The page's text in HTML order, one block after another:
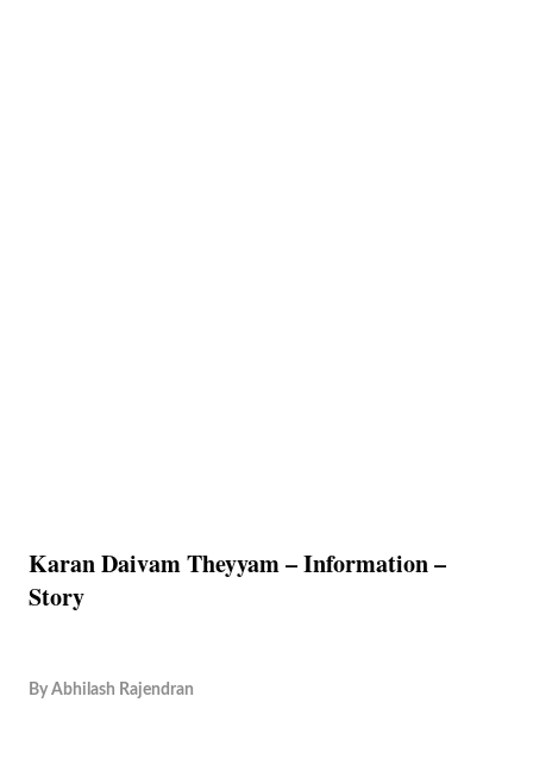
Karan Daivam Theyyam – Information –
Story
By Abhilash Rajendran